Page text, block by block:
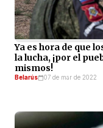
Ya es hora de que
la lucha, ¡por el
mismos!
Belarús 07 de mar de 2022